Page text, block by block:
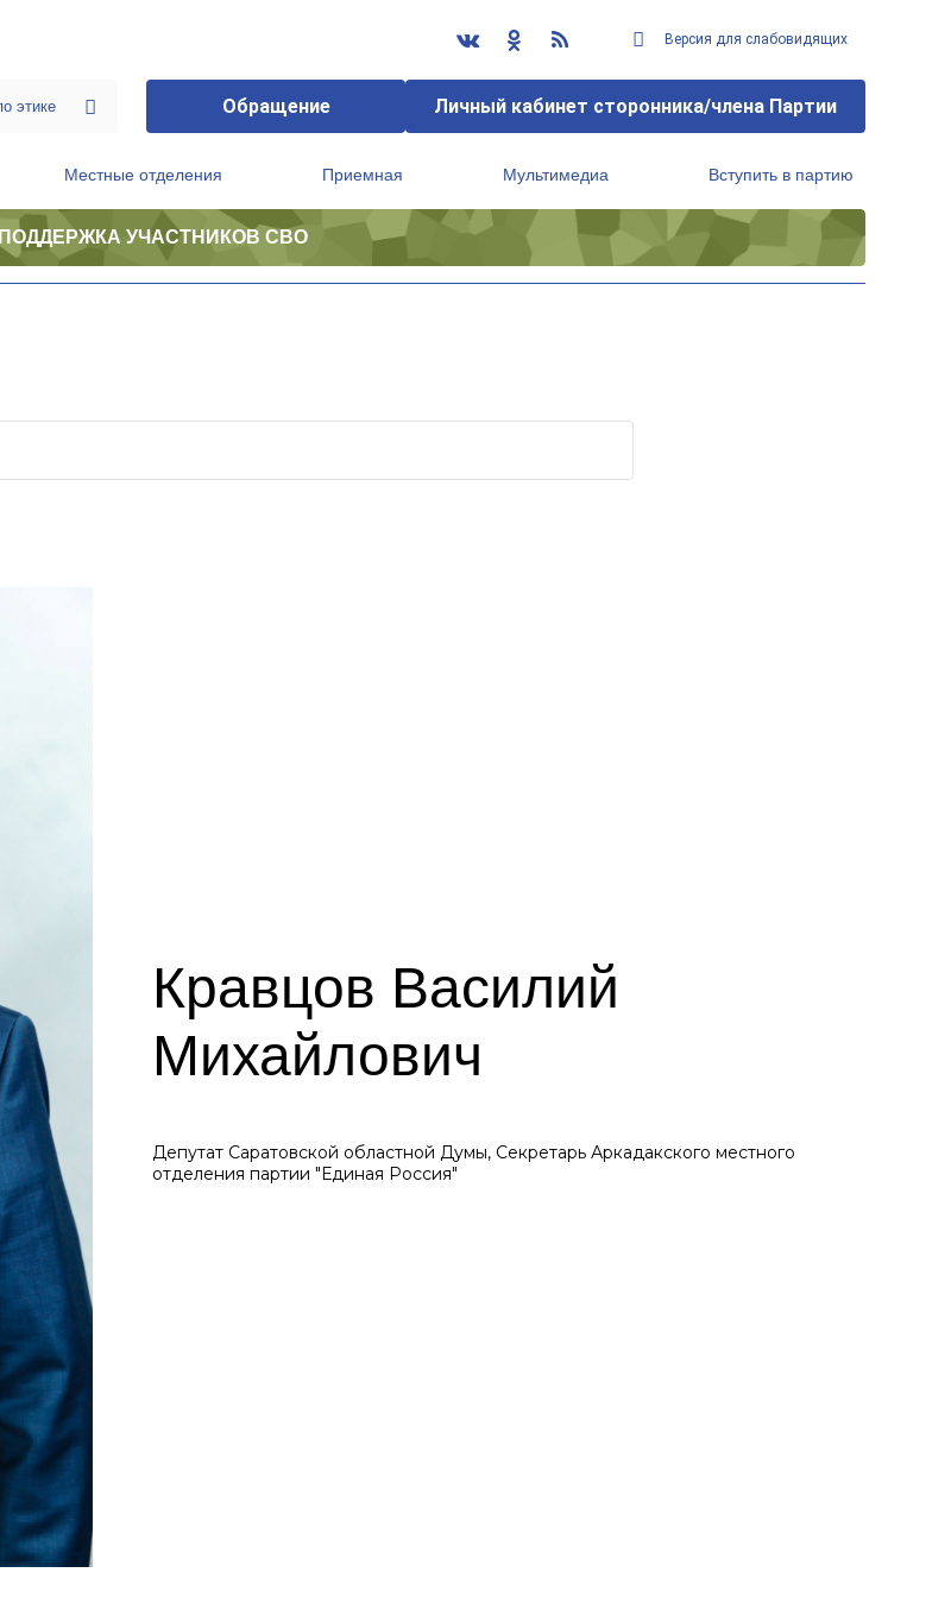
Версия для слабовидящих
Обращение Личный кабинет сторонника/члена Партии
Местные отделения Приемная Мультимедиа Вступить в партию
ПОДДЕРЖКА УЧАСТНИКОВ СВО
Кравцов Василий
Михайлович
Депутат Саратовской областной Думы, Секретарь Аркадакского местного
отделения партии "Единая Россия"